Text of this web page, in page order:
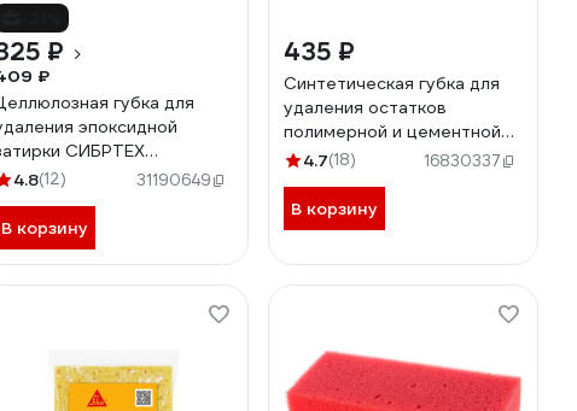
₽
₽
губка для
эпоксидной
СИБРТЕХ
мм 86841
4.8(12) 31190649
В корзину
435 ₽
Синтетическая губка для
удаления остатков
полимерной и цементной
затирки LITOKOL
4.7(18) 16830337
В корзину